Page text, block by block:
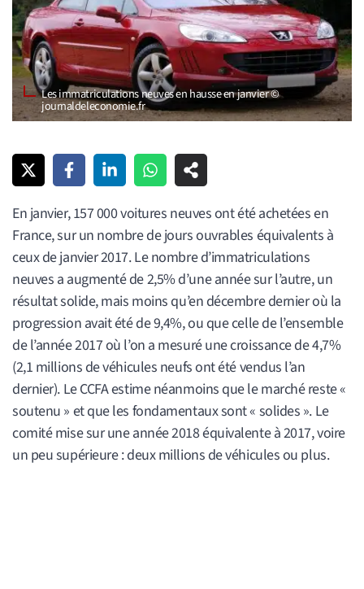
Les immatriculations neuves en hausse en janvier ©
journaldeleconomie.fr
En janvier, 157 000 voitures neuves ont été achetées en
France, sur un nombre de jours ouvrables équivalents à
ceux de janvier 2017. Le nombre d’immatriculations
neuves a augmenté de 2,5% d’une année sur l’autre, un
résultat solide, mais moins qu’en décembre dernier où la
progression avait été de 9,4%, ou que celle de l’ensemble
de l’année 2017 où l’on a mesuré une croissance de 4,7%
(2,1 millions de véhicules neufs ont été vendus l’an
dernier). Le CCFA estime néanmoins que le marché reste «
soutenu » et que les fondamentaux sont « solides ». Le
comité mise sur une année 2018 équivalente à 2017, voire
un peu supérieure : deux millions de véhicules ou plus.